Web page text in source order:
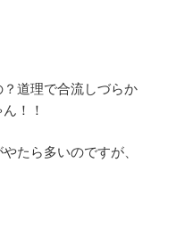
道理で合流しづらか
！！
たら多いのですが、